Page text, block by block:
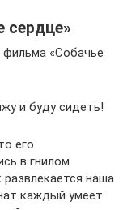
сердце»
«Собачье
и буду сидеть!
его
в гнилом
наша
каждый умеет